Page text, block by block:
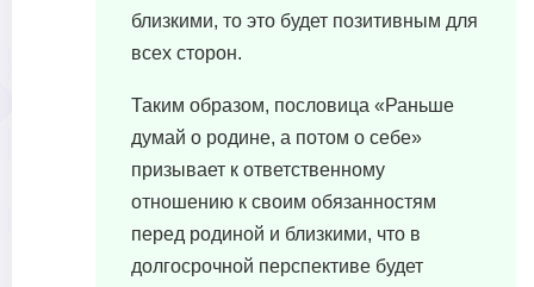
близкими, то это будет позитивным для
всех сторон.
Таким образом, пословица «Раньше
думай о родине, а потом о себе»
призывает к ответственному
отношению к своим обязанностям
перед родиной и близкими, что в
долгосрочной перспективе будет